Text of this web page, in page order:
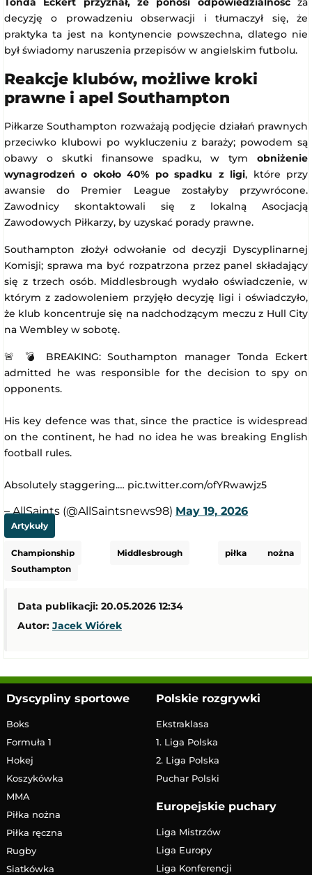
decyzję o prowadzeniu obserwacji i tłumaczył się, że
praktyka ta jest na kontynencie powszechna, dlatego nie
był świadomy naruszenia przepisów w angielskim futbolu.
Reakcje klubów, możliwe kroki
prawne i apel Southampton
Piłkarze Southampton rozważają podjęcie działań prawnych
przeciwko klubowi po wykluczeniu z baraży; powodem są
obawy o skutki finansowe spadku, w tym obniżenie
wynagrodzeń o około 40% po spadku z ligi, które przy
awansie do Premier League zostałyby przywrócone.
Zawodnicy skontaktowali się z lokalną Asocjacją
Zawodowych Piłkarzy, by uzyskać porady prawne.
Southampton złożył odwołanie od decyzji Dyscyplinarnej
Komisji; sprawa ma być rozpatrzona przez panel składający
się z trzech osób. Middlesbrough wydało oświadczenie, w
którym z zadowoleniem przyjęło decyzję ligi i oświadczyło,
że klub koncentruje się na nadchodzącym meczu z Hull City
na Wembley w sobotę.
🚨 💣 BREAKING: Southampton manager Tonda Eckert
admitted he was responsible for the decision to spy on
opponents.
His key defence was that, since the practice is widespread
on the continent, he had no idea he was breaking English
football rules.
Absolutely staggering.… pic.twitter.com/ofYRwawjz5
– AllSaints (@AllSaintsnews98) May 19, 2026
Artykuły
Championship Middlesbrough
piłka nożna
Southampton
Data publikacji: 20.05.2026 12:34
Autor: Jacek Wiórek
Dyscypliny sportowe
Boks
Formuła 1
Hokej
Koszykówka
MMA
Piłka nożna
Piłka ręczna
Rugby
Siatkówka
Polskie rozgrywki
Ekstraklasa
1. Liga Polska
2. Liga Polska
Puchar Polski
Europejskie puchary
Liga Mistrzów
Liga Europy
Liga Konferencji